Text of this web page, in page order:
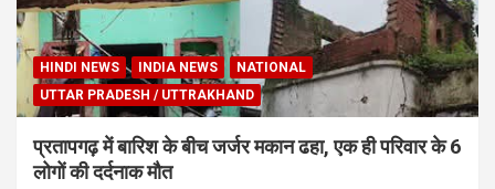
HINDI NEWS INDIA NEWS
NATIONAL
UTTAR PRADESH / UTTRAKHAND
प्रतापगढ़ में बारिश के बीच जर्जर मकान ढहा, एक ही परिवार के 6
लोगों की दर्दनाक मौत